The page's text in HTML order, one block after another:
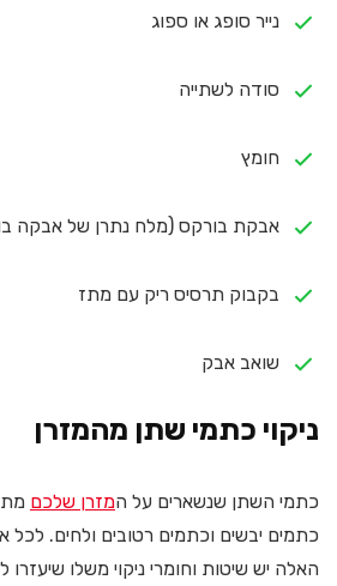
נייר סופג או ספוג
סודה לשתייה
חומץ
אבקת בורקס (מלח נתרן של אבקה
בקבוק תרסיס ריק עם מתז
שואב אבק
ניקוי כתמי שתן מהמזרן
כתמי השתן שנשארים על המזרן שלכם
כתמים יבשים וכתמים רטובים ולחים. לכל
האלה יש שיטות וחומרי ניקוי משלו